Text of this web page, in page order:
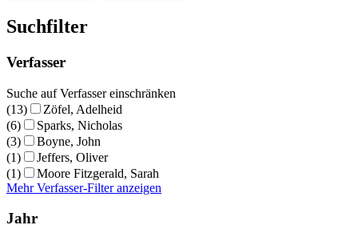
Suchfilter
Verfasser
Suche auf Verfasser einschränken
(13)
Zöfel, Adelheid
(6)
Sparks, Nicholas
(3)
Boyne, John
(1)
Jeffers, Oliver
(1)
Moore Fitzgerald, Sarah
Mehr Verfasser-Filter anzeigen
Jahr